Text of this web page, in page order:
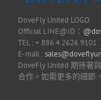
DoveFly United LOGO
Official LINE@ID：
TEL : + 886 4 2626 9101
E-mail :
DoveFly United 期待著
合作。如需更多的細節